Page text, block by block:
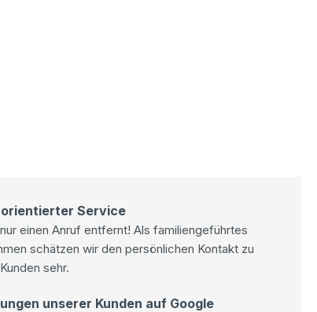
Service
einen Anruf entfernt! Als familiengeführtes
schätzen wir den persönlichen Kontakt zu
sehr.
unserer Kunden auf Google